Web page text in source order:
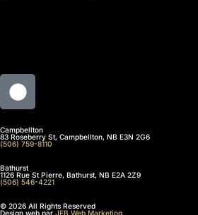
Campbellton
83 Roseberry St, Campbellton, NB E3N 2G6
(506) 759-8110
Bathurst
1126 Rue St Pierre, Bathurst, NB E2A 2Z9
(506) 546-4221
© 2026 All Rights Reserved
Design web par JFB Web Marketing